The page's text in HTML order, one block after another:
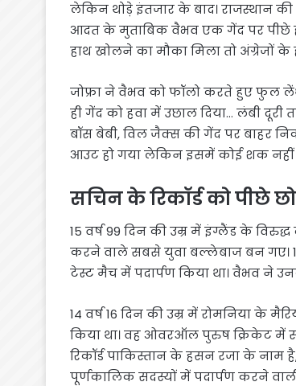
लेकिन थोड़े इंतजार के बाद। राजस्थान
आदत के मुताबिक वैभव एक गेंद पर पीछे
हाथ खोलने का मौका मिला तो अंग्रेजों
जोफ्रा ने वैभव को फॉलो करते हुए फुल
ही गेंद को हवा में उछाल दिया… लंबी
बॉस बेबी, विल जैक्स की गेंद पर बाहर
आउट हो गया लेकिन इसमें कोई शक नहीं
सचिन के रिकॉर्ड को पीछे
15 वर्ष 99 दिन की उम्र में इंग्लैंड के
करने वाले सबसे युवा बल्लेबाज बन गए।
टेस्ट मैच में पदार्पण किया था। वैभव ने उनके
14 वर्ष 16 दिन की उम्र में रोमनिया के
किया था। वह ओवरऑल पुरुष क्रिकेट में
रिकॉर्ड पाकिस्तान के हसन रजा के नाम है,
पूर्णकालिक सदस्यों में पदार्पण करने